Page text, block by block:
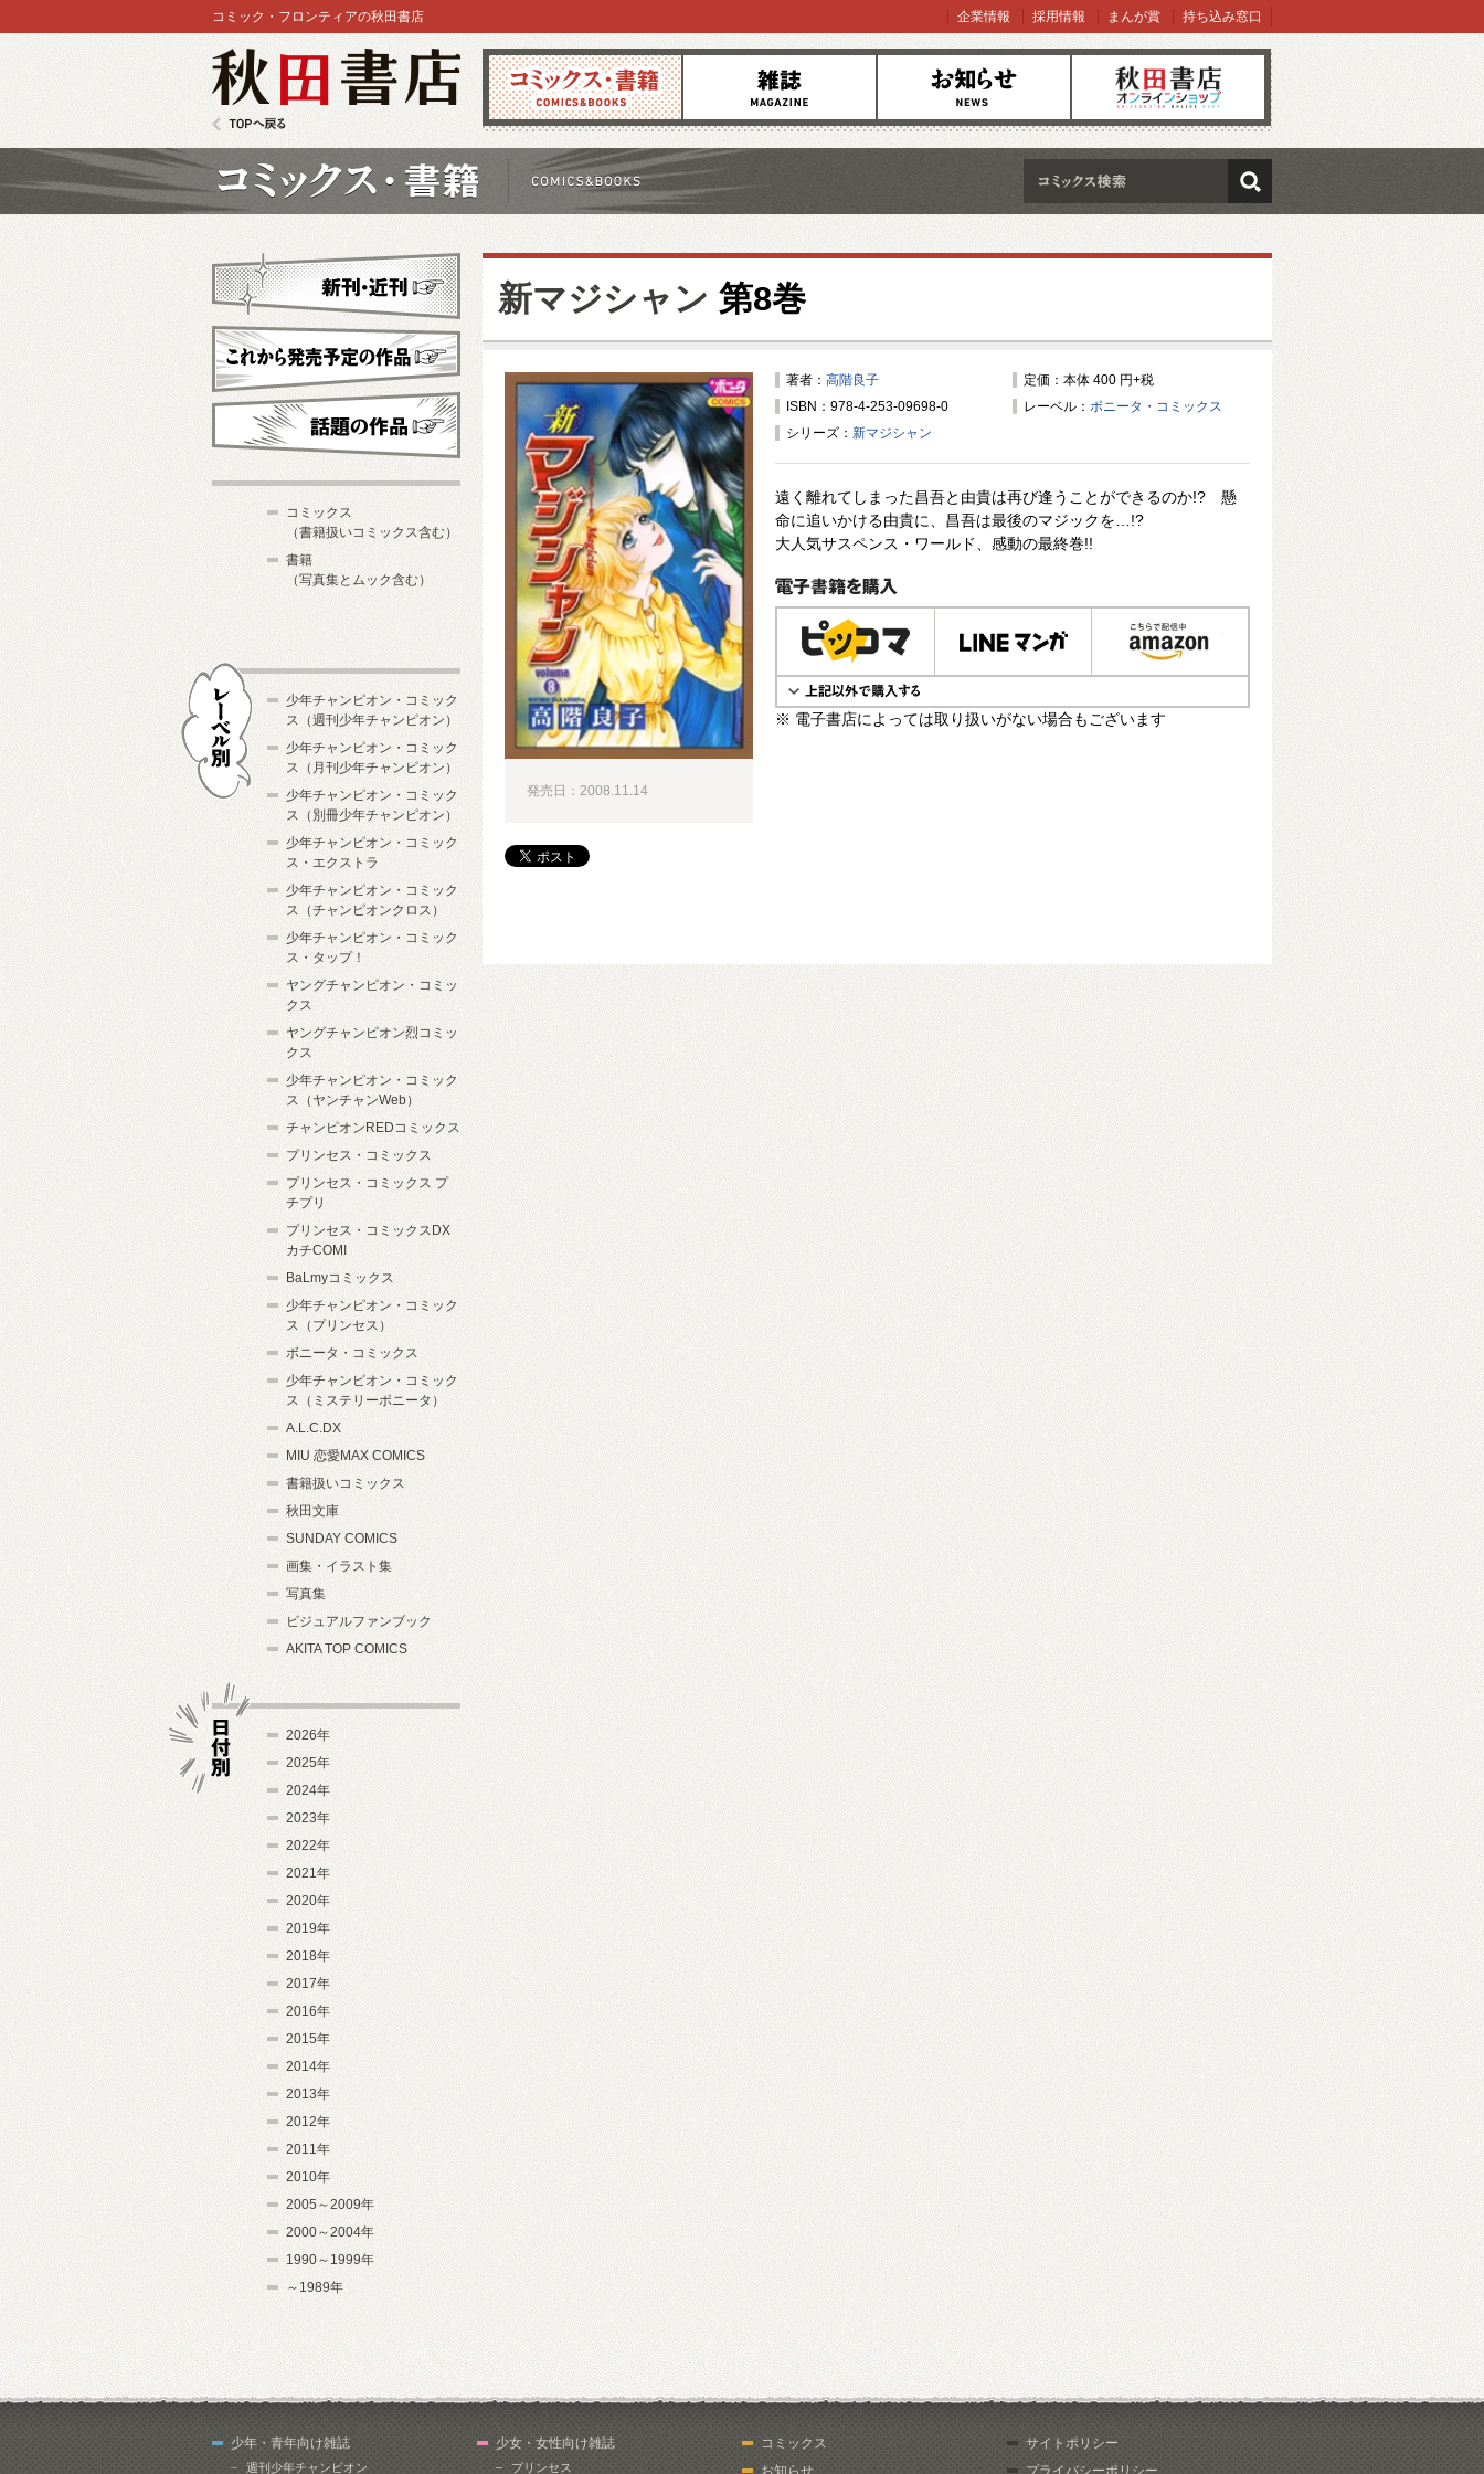
コミックス 雑誌 お知らせ オンラインショップ
コミック・フロンティアの秋田書店 企業情報 採用情報 まんが賞 持ち込み窓口
検索
新マジシャン 第8巻
著者： 高階良子
定価：本体 400 円+税
ISBN：978-4-253-09698-0
レーベル： ボニータ・コミックス
シリーズ： 新マジシャン
遠く離れてしまった昌吾と由貴は再び逢うことができるのか!? 懸
命に追いかける由貴に、昌吾は最後のマジックを…!?
大人気サスペンス・ワールド、感動の最終巻!!
電子書籍で購入
※ 電子書店によっては取り扱いがない場合もございます
発売日：2008.11.14
新刊・近刊
これから発売予定
コミックス
（書籍扱いコミックス含む）
書籍
（写真集とムック含む）
少年チャンピオン・コミック
ス（週刊少年チャンピオン）
少年チャンピオン・コミック
ス（月刊少年チャンピオン）
少年チャンピオン・コミック
ス（別冊少年チャンピオン）
少年チャンピオン・コミック
ス・エクストラ
少年チャンピオン・コミック
ス（チャンピオンクロス）
少年チャンピオン・コミック
ス・タップ！
ヤングチャンピオン・コミッ
クス
ヤングチャンピオン烈コミッ
クス
少年チャンピオン・コミック
ス（ヤンチャンWeb）
チャンピオンREDコミックス
プリンセス・コミックス
プリンセス・コミックス プ
チプリ
プリンセス・コミックスDX
カチCOMI
BaLmyコミックス
少年チャンピオン・コミック
ス（プリンセス）
ボニータ・コミックス
少年チャンピオン・コミック
ス（ミステリーボニータ）
A.L.C.DX
MIU 恋愛MAX COMICS
書籍扱いコミックス
秋田文庫
SUNDAY COMICS
画集・イラスト集
写真集
ビジュアルファンブック
AKITA TOP COMICS
2026年
2025年
2024年
2023年
2022年
2021年
2020年
2019年
2018年
2017年
2016年
2015年
2014年
2013年
2012年
2011年
2010年
2005～2009年
2000～2004年
1990～1999年
～1989年
少年・青年向け雑誌
週刊少年チャンピオン
少女・女性向け雑誌
プリンセス
コミックス
お知らせ
サイトポリシー
プライバシーポリシー